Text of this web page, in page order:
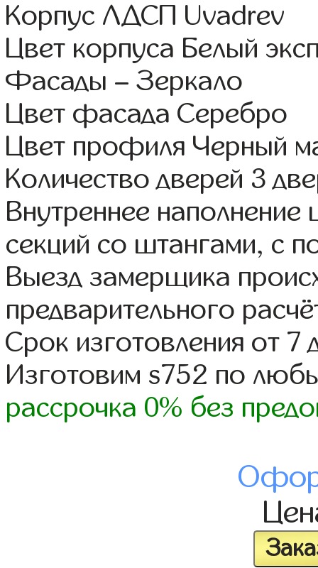
Корпус ЛДСП Uvadrev
Цвет корпуса Белый
Фасады – Зеркало
Цвет фасада Серебро
Цвет профиля Черный
Количество дверей 3
Внутреннее
секций со штангами, с
Выезд замерщика
предварительного
Срок изготовления от 7
Изготовим s752 по
рассрочка 0% без